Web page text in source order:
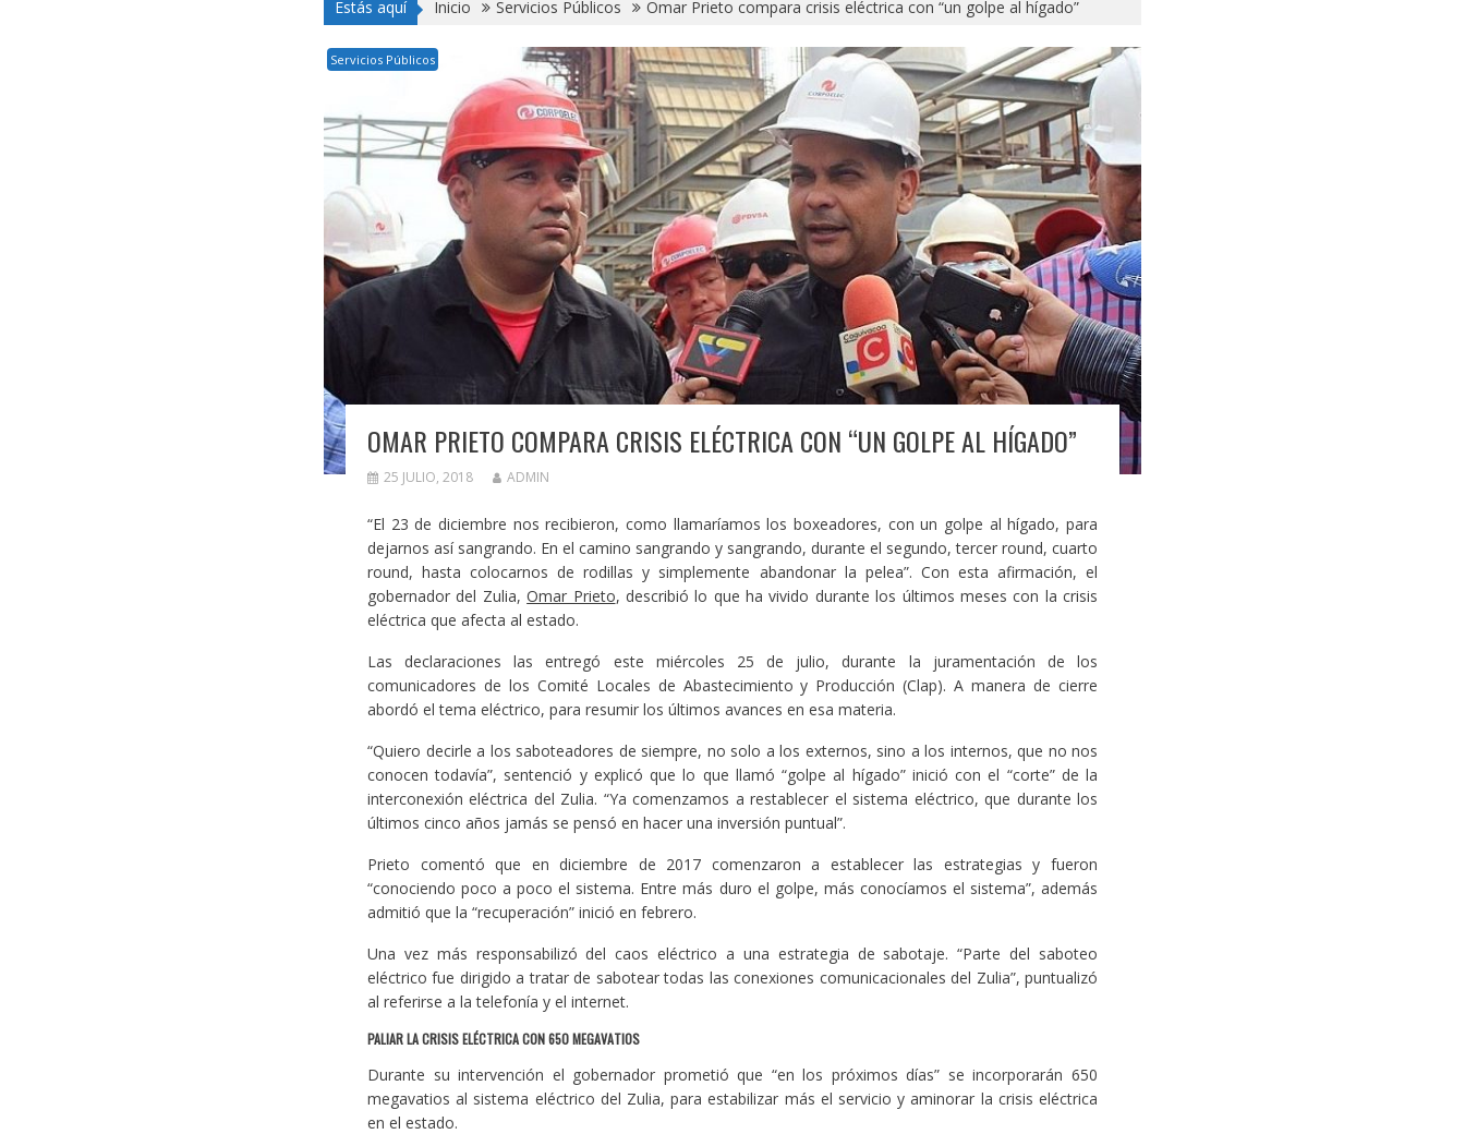
Estás aquí Inicio Servicios Públicos Omar Prieto compara crisis eléctrica con “un golpe al hígado”
Servicios Públicos
OMAR PRIETO COMPARA CRISIS ELÉCTRICA CON “UN GOLPE AL HÍGADO”
25 JULIO, 2018 ADMIN
“El 23 de diciembre nos recibieron, como llamaríamos los boxeadores, con un golpe al hígado, para
dejarnos así sangrando. En el camino sangrando y sangrando, durante el segundo, tercer round, cuarto
round, hasta colocarnos de rodillas y simplemente abandonar la pelea”. Con esta afirmación, el
gobernador del Zulia,Omar Prieto, describió lo que ha vivido durante los últimos meses con la crisis
eléctrica que afecta al estado.
Las declaraciones las entregó este miércoles 25 de julio, durante la juramentación de los
comunicadores de los Comité Locales de Abastecimiento y Producción (Clap). A manera de cierre
abordó el tema eléctrico, para resumir los últimos avances en esa materia.
“Quiero decirle a los saboteadores de siempre, no solo a los externos, sino a los internos, que no nos
conocen todavía”, sentenció y explicó que lo que llamó “golpe al hígado” inició con el “corte” de la
interconexión eléctrica del Zulia. “Ya comenzamos a restablecer el sistema eléctrico, que durante los
últimos cinco años jamás se pensó en hacer una inversión puntual”.
Prieto comentó que en diciembre de 2017 comenzaron a establecer las estrategias y fueron
“conociendo poco a poco el sistema. Entre más duro el golpe, más conocíamos el sistema”, además
admitió que la “recuperación” inició en febrero.
Una vez más responsabilizó del caos eléctrico a una estrategia de sabotaje. “Parte del saboteo
eléctrico fue dirigido a tratar de sabotear todas las conexiones comunicacionales del Zulia”, puntualizó
al referirse a la telefonía y el internet.
PALIAR LA CRISIS ELÉCTRICA CON 650 MEGAVATIOS
Durante su intervención el gobernador prometió que “en los próximos días” se incorporarán 650
megavatios al sistema eléctrico del Zulia, para estabilizar más el servicio y aminorar la crisis eléctrica
en el estado.